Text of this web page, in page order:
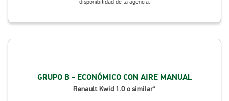
disponibilidad de la agencia.
GRUPO B - ECONÓMICO CON AIRE MANUAL
Renault Kwid 1.0 o similar*